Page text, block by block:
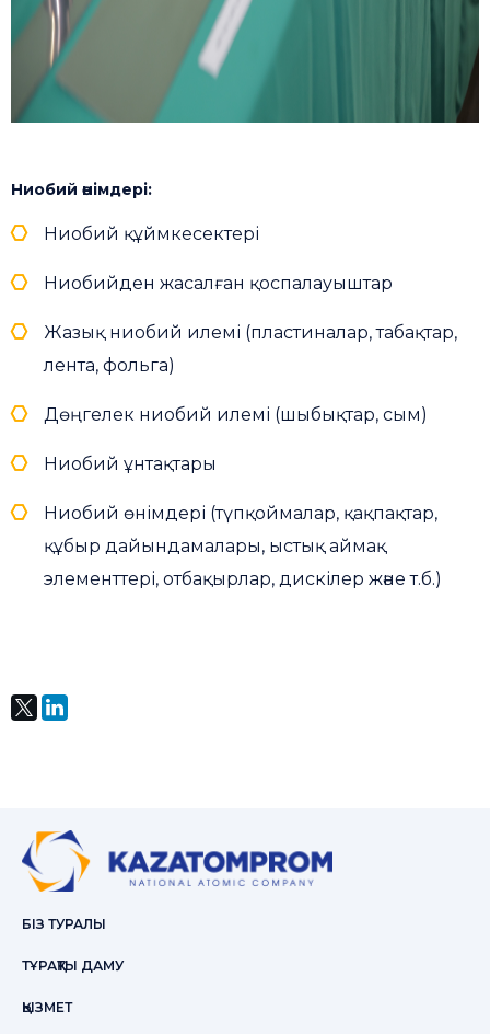
Ниобий өнімдері:
Ниобий құймкесектері
Ниобийден жасалған қоспалауыштар
Жазық ниобий илемі (пластиналар, табақтар,
лента, фольга)
Дөңгелек ниобий илемі (шыбықтар, сым)
Ниобий ұнтақтары
Ниобий өнімдері (түпқоймалар, қақпақтар,
құбыр дайындамалары, ыстық аймақ
элементтері, отбақырлар, дискілер және т.б.)
БІЗ ТУРАЛЫ
ТҰРАҚТЫ ДАМУ
ҚЫЗМЕТ